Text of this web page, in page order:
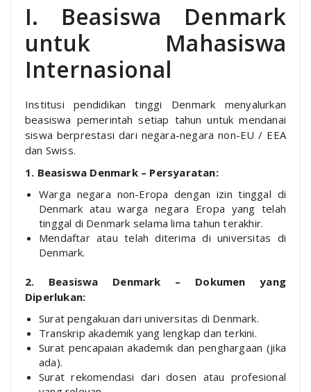
I. Beasiswa Denmark
untuk Mahasiswa
Internasional
Institusi pendidikan tinggi Denmark menyalurkan
beasiswa pemerintah setiap tahun untuk mendanai
siswa berprestasi dari negara-negara non-EU / EEA
dan Swiss.
1. Beasiswa Denmark – Persyaratan:
Warga negara non-Eropa dengan izin tinggal di
Denmark atau warga negara Eropa yang telah
tinggal di Denmark selama lima tahun terakhir.
Mendaftar atau telah diterima di universitas di
Denmark.
2. Beasiswa Denmark – Dokumen yang
Diperlukan:
Surat pengakuan dari universitas di Denmark.
Transkrip akademik yang lengkap dan terkini.
Surat pencapaian akademik dan penghargaan (jika
ada).
Surat rekomendasi dari dosen atau profesional